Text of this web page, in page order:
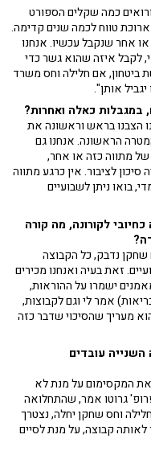
כמה שקלים הספורט
טווח לכמה שנים קדימה.
אחר שנקבל עכשיו. אנחנו
לקבל איזה שהוא גשר כדי
אם חלילה וחס משרד
אותן".
כאלה ואחרות?
הצבנו בראש וראשונה את
הראשונה. אנחנו גם
של מתווה כזה או אחר,
לציבור. אין כרגע מתווה
בואו ניתן לשבועיים
לקורונה, מה קורה
שחקן נדבק, כל הקבוצה
זאת בעיה ואנחנו מכירים
ישמרו על ההוראות,
אמר לי וגם לקבוצות,
מעריך שהסיכוי שדבר כזה
עובדים
את המקסימום על מנת לא
גרוטו אמר, שהתחלואה
וחס שחקן יחלה, נצטרך
קבוצה, על מנת לסיים